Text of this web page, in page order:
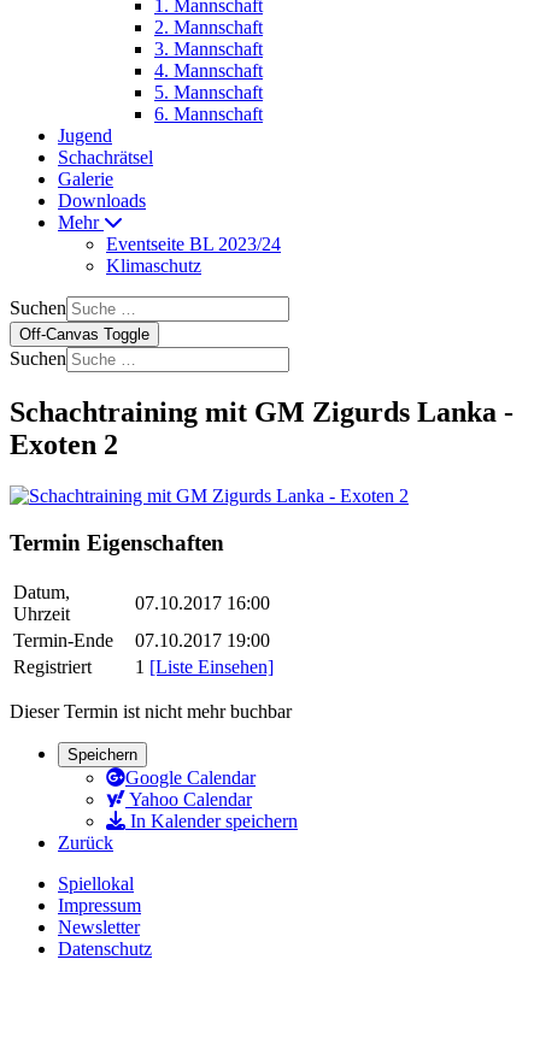
1. Mannschaft
2. Mannschaft
3. Mannschaft
4. Mannschaft
5. Mannschaft
6. Mannschaft
Jugend
Schachrätsel
Galerie
Downloads
Mehr
Eventseite BL 2023/24
Klimaschutz
Suchen
Off-Canvas Toggle
Suchen
Schachtraining mit GM Zigurds Lanka -
Exoten 2
Termin Eigenschaften
Datum,
Uhrzeit
07.10.2017 16:00
Termin-Ende
07.10.2017 19:00
Registriert
1 [Liste Einsehen]
Dieser Termin ist nicht mehr buchbar
Speichern
Google Calendar
Yahoo Calendar
In Kalender speichern
Zurück
Spiellokal
Impressum
Newsletter
Datenschutz